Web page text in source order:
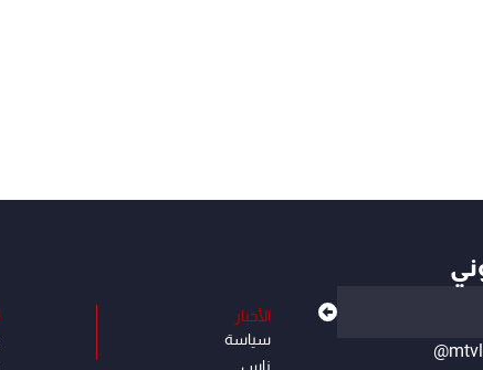
الأخبار
سياسة
ناس